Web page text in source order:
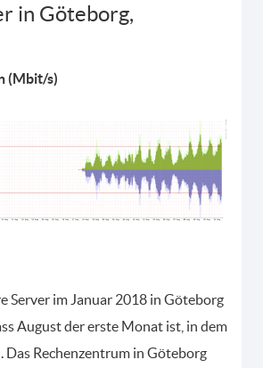
in Göteborg,
(Mbit/s)
Server im Januar 2018 in Göteborg
August der erste Monat ist, in dem
Das Rechenzentrum in Göteborg